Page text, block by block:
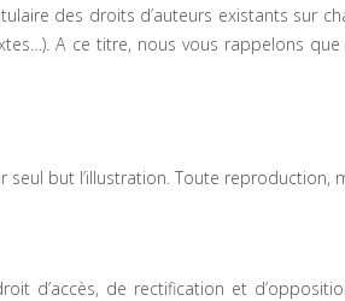
des droits d’auteurs existants sur
A ce titre, nous vous rappelons
but l’illustration. Toute reproduction,
d’accès, de rectification et